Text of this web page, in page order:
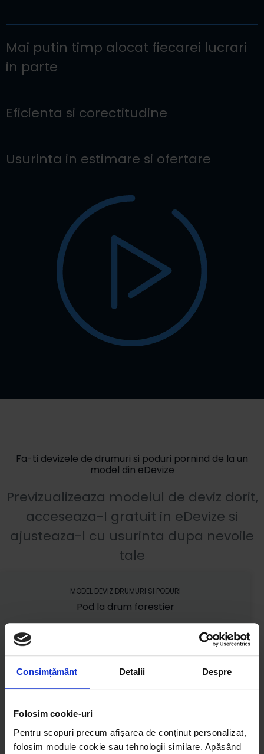
Consimțământ Detalii Despre
Folosim cookie-uri
Pentru scopuri precum afișarea de conținut personalizat,
folosim module cookie sau tehnologii similare. Apăsând
Mai putin timp alocat fiecarei lucrari
in parte
Eficienta si corectitudine
Usurinta in estimare si ofertare
Fa-ti devizele de drumuri si poduri pornind de la un
model din eDevize
Previzualizeaza modelul de deviz dorit,
acceseaza-l gratuit in eDevize si
ajusteaza-l cu usurinta dupa nevoile
tale
MODEL DEVIZ DRUMURI SI PODURI
Pod la drum forestier